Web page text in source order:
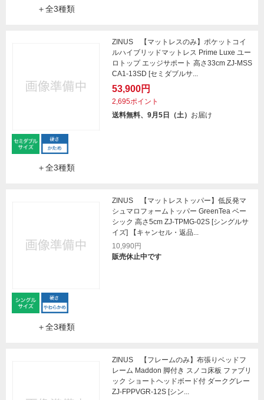
＋全3種類
＋全3種類
ZINUS 【マットレスのみ】ポケットコイ
ルハイブリッドマットレス Prime Luxe ユー
ロトップ エッジサポート 高さ33cm ZJ-MSS
CA1-13SD [セミダブルサ...
53,900円
2,695ポイント
送料無料、9月5日（土） お届け
＋全3種類
ZINUS 【マットレストッパー】低反発マ
シュマロフォームトッパー GreenTea ベー
シック 高さ5cm ZJ-TPMG-02S [シングルサ
イズ] 【キャンセル・返品...
10,990円
販売休止中です
ZINUS 【フレームのみ】布張りベッドフ
レーム Maddon 脚付き スノコ床板 ファブリ
ック ショートヘッドボード付 ダークグレー
ZJ-FPPVGR-12S [シン...